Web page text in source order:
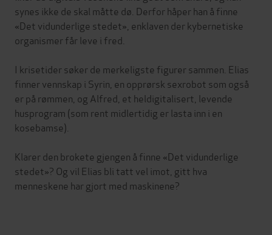
synes ikke de skal måtte dø. Derfor håper han å finne
«Det vidunderlige stedet», enklaven der kybernetiske
organismer får leve i fred.
I krisetider søker de merkeligste figurer sammen. Elias
finner vennskap i Syrin, en opprørsk sexrobot som også
er på rømmen, og Alfred, et heldigitalisert, levende
husprogram (som rent midlertidig er lasta inn i en
kosebamse).
Klarer den brokete gjengen å finne «Det vidunderlige
stedet»? Og vil Elias bli tatt vel imot, gitt hva
menneskene har gjort med maskinene?